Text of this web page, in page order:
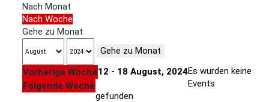
Nach Monat
Nach Woche
Gehe zu Monat
Gehe zu Monat
Vorherige Woche12 - 18 August, 2024
Folgende Woche
Es wurden keine
Events
gefunden